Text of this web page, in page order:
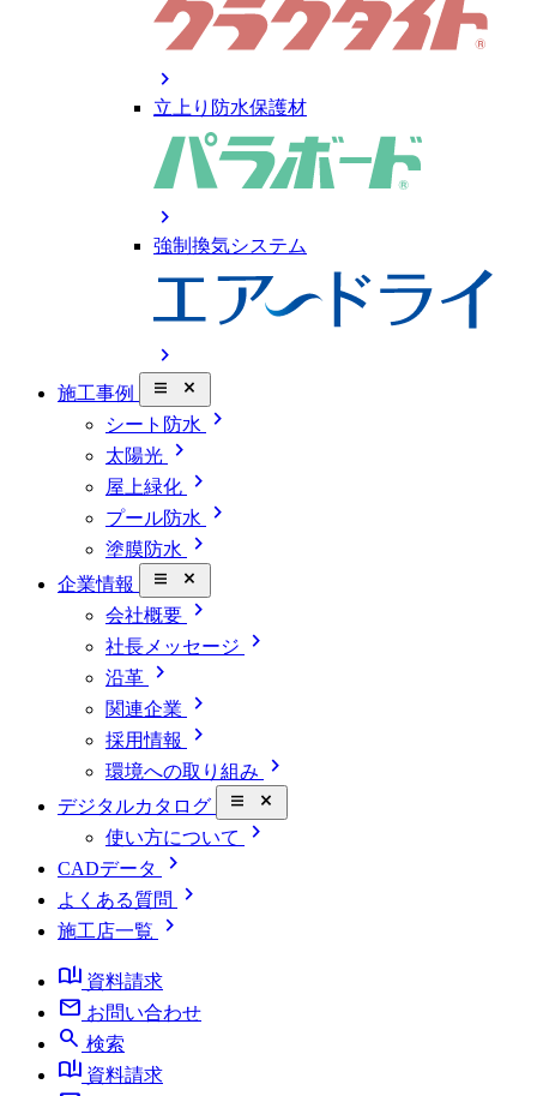
chevron_right
立上り防水保護材
chevron_right
強制換気システム
chevron_right
施工事例 close_small
シート防水 chevron_right
太陽光 chevron_right
屋上緑化 chevron_right
プール防水 chevron_right
塗膜防水 chevron_right
企業情報 close_small
会社概要 chevron_right
社長メッセージ chevron_right
沿革 chevron_right
関連企業 chevron_right
採用情報 chevron_right
環境への取り組み chevron_right
デジタルカタログ close_small
使い方について chevron_right
CADデータ chevron_right
よくある質問 chevron_right
施工店一覧
chevron_right
book_ribbon 資料請求
mail お問い合わせ
search 検索
book_ribbon 資料請求